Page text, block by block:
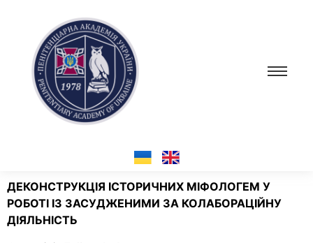
ДЕКОНСТРУКЦІЯ ІСТОРИЧНИХ МІФОЛОГЕМ У
РОБОТІ ІЗ ЗАСУДЖЕНИМИ ЗА КОЛАБОРАЦІЙНУ
ДІЯЛЬНІСТЬ